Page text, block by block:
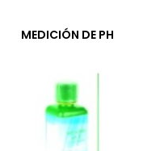
MEDICIÓN DE PH